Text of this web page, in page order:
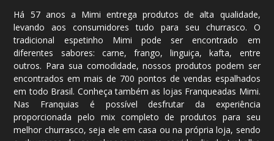
Há 57 anos a Mimi entrega produtos de alta qualidade,
levando aos consumidores tudo para seu churrasco. O
tradicional espetinho Mimi pode ser encontrado em
diferentes sabores: carne, frango, linguiça, kafta, entre
outros. Para sua comodidade, nossos produtos podem ser
encontrados em mais de 700 pontos de vendas espalhados
em todo Brasil. Conheça também as lojas Franqueadas Mimi.
Nas Franquias é possível desfrutar da experiência
proporcionada pelo mix completo de produtos para seu
melhor churrasco, seja ele em casa ou na própria loja, sendo